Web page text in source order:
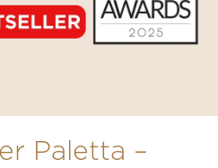
Paletta –